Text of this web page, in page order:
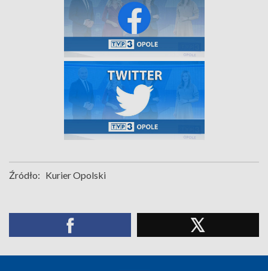
Źródło: Kurier Opolski